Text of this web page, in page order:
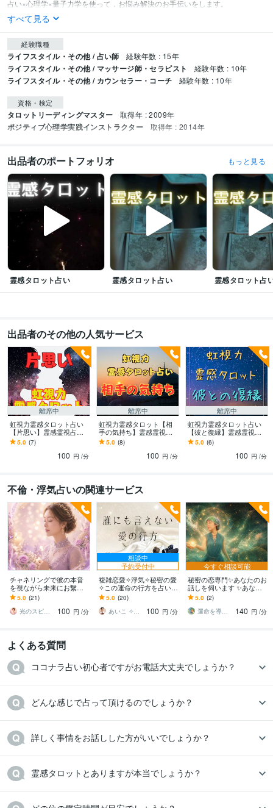
すべて見る
経験職種
ライフスタイル・その他 / 占い師 経験年数 : 15年
ライフスタイル・その他 / マッサージ師・セラピスト 経験年数 : 10年
ライフスタイル・その他 / カウンセラー・コーチ 経験年数 : 10年
資格・検定
タロットリーディングマスター 取得年 : 2009年
ポジティブ心理学実践インストラクター 取得年 : 2014年
出品者のポートフォリオ もっと見る
霊感タロット占い 霊感タロット占い 霊感タロット占
出品者のその他の人気サービス
離席中
虹視力霊感タロット占い
【片思い】霊感霊視占い
ます ★片思い★複雑恋愛
★占い★相手の気持ち★
二人の未来★霊感霊視
5.0 (7)
100 円 /分
離席中
虹視力霊感タロット【相
手の気持ち】霊感霊視占
います ★彼の気持ち★相
手の気持ち★二人の未来
★片思い★霊感霊視★
5.0 (8)
100 円 /分
離席中
虹視力霊感タロット占い
【彼と復縁】霊感霊視占
います ★復縁★恋愛占い
★複雑恋愛★相手の気持
ち★二人の未来★霊視★
5.0 (6)
100 円 /分
不倫・浮気占いの関連サービス
チャネリングで彼の本音
を視ながら未来にお繋ぎ
します 不倫・疎遠・片思
い…直接聞けない相手の
想いを深読み✨
5.0 (21)
光のスピリットガイド⭐️華（はな）
100 円 /分
相談中
予約受付中
複雑恋愛✧浮気✧秘密の愛
✧この運命の行方を占いま
す 霊視✧ヒーリング✧タ
ロット✧誰にも言えない愛
を深く深く視ます
5.0 (20)
あいこ ✧占い×心のセラピー✧
100 円 /分
今すぐ相談可能
秘密の恋専門✨あなたのお
話しを伺います ✨あなた
の心をやさしく包み、未
来への光を見つけます✨
5.0 (2)
運命を導く占い師⭐天音⭐ Amane
140 円 /分
よくある質問
ココナラ占い初心者ですがお電話大丈夫でしょうか？
どんな感じで占って頂けるのでしょうか？
詳しく事情をお話しした方がいいでしょうか？
霊感タロットとありますが本当でしょうか？